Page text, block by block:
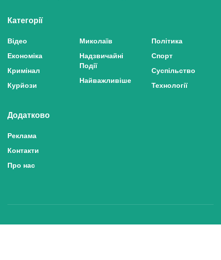
Категорії
Відео
Економіка
Кримінал
Курйози
Миколаїв
Надзвичайні
Події
Найважливіше
Політика
Спорт
Суспільство
Технології
Додатково
Реклама
Контакти
Про нас
Політика конфіденційності та захисту персональних даних